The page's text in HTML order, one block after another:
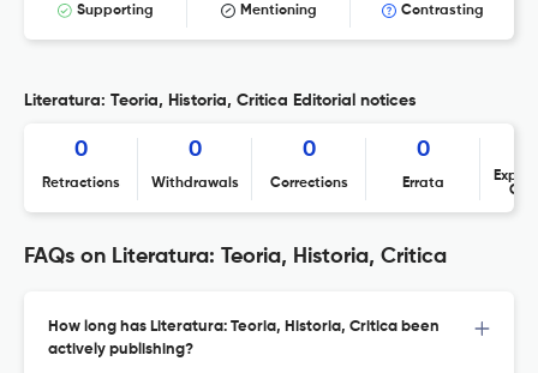
Supporting Mentioning Contrasting
Literatura: Teoria, Historia, Critica Editorial notices
0
Retractions
0
Withdrawals
0
Corrections
0
Errata
FAQs on Literatura: Teoria, Historia, Critica
How long has Literatura: Teoria, Historia, Critica been
actively publishing?